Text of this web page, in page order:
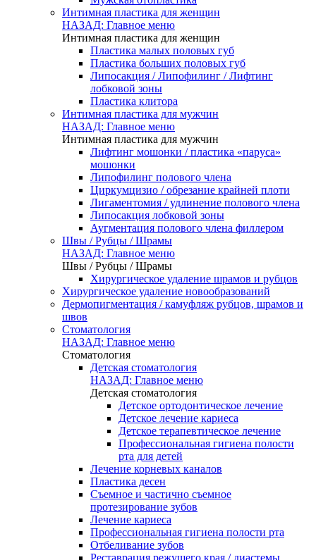
Интимная пластика для женщин
НАЗАД: Главное меню
Интимная пластика для женщин
Пластика малых половых губ
Пластика больших половых губ
Липосакция / Липофилинг / Лифтинг
лобковой зоны
Пластика клитора
Интимная пластика для мужчин
НАЗАД: Главное меню
Интимная пластика для мужчин
Лифтинг мошонки / пластика «паруса»
мошонки
Липофилинг полового члена
Циркумцизио / обрезание крайней плоти
Лигаментомия / удлинение полового члена
Липосакция лобковой зоны
Аугментация полового члена филлером
Швы / Рубцы / Шрамы
НАЗАД: Главное меню
Швы / Рубцы / Шрамы
Хирургическое удаление шрамов и рубцов
Хирургическое удаление новообразований
Дермопигментация / камуфляж рубцов, шрамов и
швов
Стоматология
НАЗАД: Главное меню
Стоматология
Детская стоматология
НАЗАД: Главное меню
Детская стоматология
Детское ортодонтическое лечение
Детское лечение кариеса
Детское терапевтическое лечение
Профессиональная гигиена полости
рта для детей
Лечение корневых каналов
Пластика десен
Съемное и частично съемное
протезирование зубов
Лечение кариеса
Профессиональная гигиена полости рта
Отбеливание зубов
Реставрация режущего края / диастемы